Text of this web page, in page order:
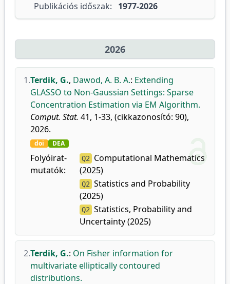
Publikációs időszak:
1977-2026
2026
1.Terdik, G., Dawod, A. B. A.: Extending
GLASSO to Non-Gaussian Settings: Sparse
Concentration Estimation via EM Algorithm.
Comput. Stat. 41, 1-33, (cikkazonosító: 90),
2026.
doi DEA
Folyóirat-
mutatók:
Q2 Computational Mathematics
(2025)
Q2 Statistics and Probability
(2025)
Q2 Statistics, Probability and
Uncertainty (2025)
2.Terdik, G.: On Fisher information for
multivariate elliptically contoured
distributions.